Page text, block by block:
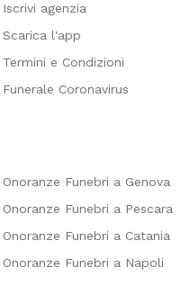
Iscrivi agenzia
Scarica l'app
Termini e Condizioni
Funerale Coronavirus
Onoranze Funebri a Genova
Onoranze Funebri a Pescara
Onoranze Funebri a Catania
Onoranze Funebri a Napoli